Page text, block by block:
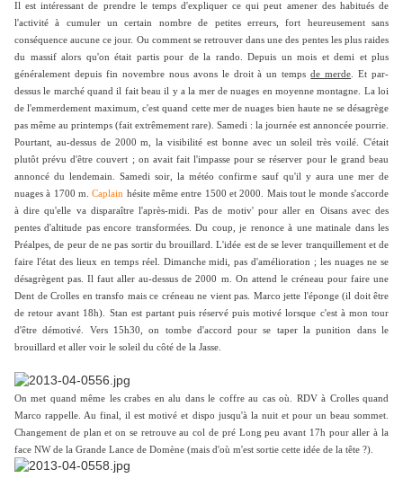
Il est intéressant de prendre le temps d'expliquer ce qui peut amener des habitués de
l'activité à cumuler un certain nombre de petites erreurs, fort heureusement sans
conséquence aucune ce jour. Ou comment se retrouver dans une des pentes les plus raides
du massif alors qu'on était partis pour de la rando. Depuis un mois et demi et plus
généralement depuis fin novembre nous avons le droit à un tempsde merde . Et par-
dessus le marché quand il fait beau il y a la mer de nuages en moyenne montagne. La loi
de l'emmerdement maximum, c'est quand cette mer de nuages bien haute ne se désagrège
pas même au printemps (fait extrêmement rare). Samedi : la journée est annoncée pourrie.
Pourtant, au-dessus de 2000 m, la visibilité est bonne avec un soleil très voilé. C'était
plutôt prévu d'être couvert ; on avait fait l'impasse pour se réserver pour le grand beau
annoncé du lendemain. Samedi soir, la météo confirme sauf qu'il y aura une mer de
nuages à 1700 m.Caplain hésite même entre 1500 et 2000. Mais tout le monde s'accorde
à dire qu'elle va disparaître l'après-midi. Pas de motiv' pour aller en Oisans avec des
pentes d'altitude pas encore transformées. Du coup, je renonce à une matinale dans les
Préalpes, de peur de ne pas sortir du brouillard. L'idée est de se lever tranquillement et de
faire l'état des lieux en temps réel. Dimanche midi, pas d'amélioration ; les nuages ne se
désagrègent pas. Il faut aller au-dessus de 2000 m. On attend le créneau pour faire une
Dent de Crolles en transfo mais ce créneau ne vient pas. Marco jette l'éponge (il doit être
de retour avant 18h). Stan est partant puis réservé puis motivé lorsque c'est à mon tour
d'être démotivé. Vers 15h30, on tombe d'accord pour se taper la punition dans le
brouillard et aller voir le soleil du côté de la Jasse.
On met quand même les crabes en alu dans le coffre au cas où. RDV à Crolles quand
Marco rappelle. Au final, il est motivé et dispo jusqu'à la nuit et pour un beau sommet.
Changement de plan et on se retrouve au col de pré Long peu avant 17h pour aller à la
face NW de la Grande Lance de Domène (mais d'où m'est sortie cette idée de la tête ?).